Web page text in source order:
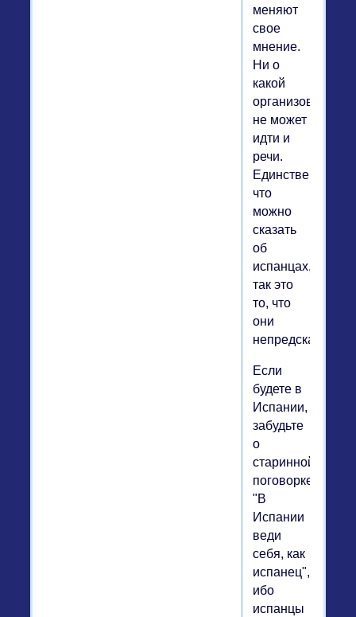
меняют
свое
мнение.
Ни о
какой
не может
идти и
речи.
Единственное,
что
можно
сказать
об
испанцах,
так это
то, что
они
непредсказуемы.
Если
будете в
Испании,
забудьте
о
старинной
поговорке:
"В
Испании
веди
себя, как
испанец",
ибо
испанцы